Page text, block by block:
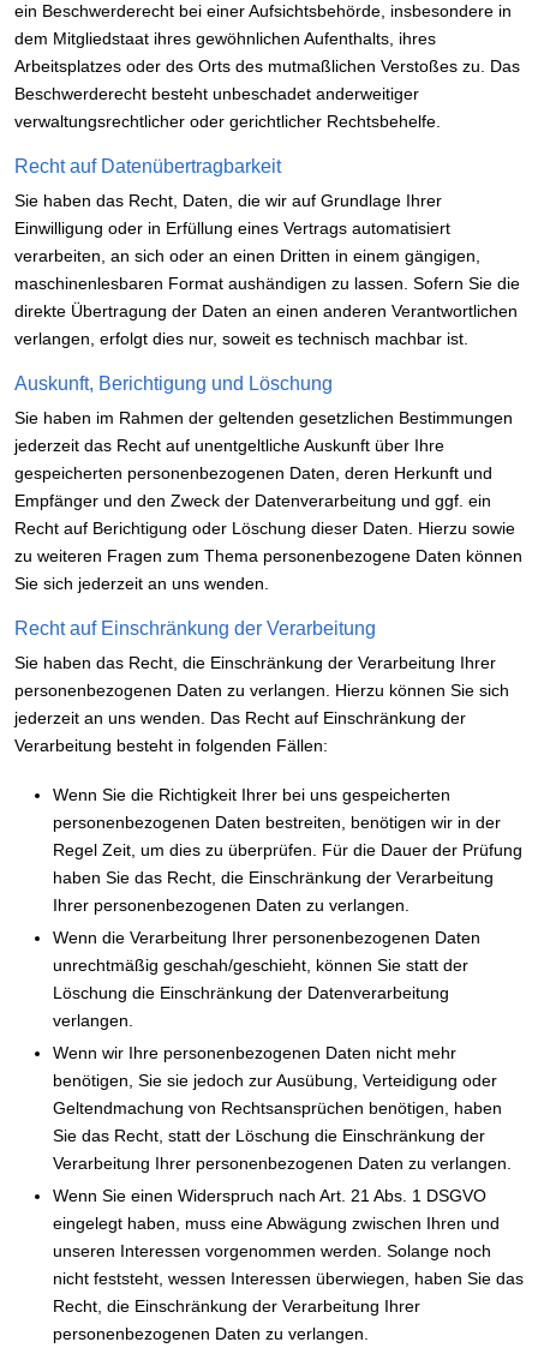
ein Beschwerderecht bei einer Aufsichtsbehörde, insbesondere in
dem Mitgliedstaat ihres gewöhnlichen Aufenthalts, ihres
Arbeitsplatzes oder des Orts des mutmaßlichen Verstoßes zu. Das
Beschwerderecht besteht unbeschadet anderweitiger
verwaltungsrechtlicher oder gerichtlicher Rechtsbehelfe.
Recht auf Daten­übertrag­barkeit
Sie haben das Recht, Daten, die wir auf Grundlage Ihrer
Einwilligung oder in Erfüllung eines Vertrags automatisiert
verarbeiten, an sich oder an einen Dritten in einem gängigen,
maschinenlesbaren Format aushändigen zu lassen. Sofern Sie die
direkte Übertragung der Daten an einen anderen Verantwortlichen
verlangen, erfolgt dies nur, soweit es technisch machbar ist.
Auskunft, Berichtigung und Löschung
Sie haben im Rahmen der geltenden gesetzlichen Bestimmungen
jederzeit das Recht auf unentgeltliche Auskunft über Ihre
gespeicherten personenbezogenen Daten, deren Herkunft und
Empfänger und den Zweck der Datenverarbeitung und ggf. ein
Recht auf Berichtigung oder Löschung dieser Daten. Hierzu sowie
zu weiteren Fragen zum Thema personenbezogene Daten können
Sie sich jederzeit an uns wenden.
Recht auf Einschränkung der Verarbeitung
Sie haben das Recht, die Einschränkung der Verarbeitung Ihrer
personenbezogenen Daten zu verlangen. Hierzu können Sie sich
jederzeit an uns wenden. Das Recht auf Einschränkung der
Verarbeitung besteht in folgenden Fällen:
Wenn Sie die Richtigkeit Ihrer bei uns gespeicherten
personenbezogenen Daten bestreiten, benötigen wir in der
Regel Zeit, um dies zu überprüfen. Für die Dauer der Prüfung
haben Sie das Recht, die Einschränkung der Verarbeitung
Ihrer personenbezogenen Daten zu verlangen.
Wenn die Verarbeitung Ihrer personenbezogenen Daten
unrechtmäßig geschah/geschieht, können Sie statt der
Löschung die Einschränkung der Datenverarbeitung
verlangen.
Wenn wir Ihre personenbezogenen Daten nicht mehr
benötigen, Sie sie jedoch zur Ausübung, Verteidigung oder
Geltendmachung von Rechtsansprüchen benötigen, haben
Sie das Recht, statt der Löschung die Einschränkung der
Verarbeitung Ihrer personenbezogenen Daten zu verlangen.
Wenn Sie einen Widerspruch nach Art. 21 Abs. 1 DSGVO
eingelegt haben, muss eine Abwägung zwischen Ihren und
unseren Interessen vorgenommen werden. Solange noch
nicht feststeht, wessen Interessen überwiegen, haben Sie das
Recht, die Einschränkung der Verarbeitung Ihrer
personenbezogenen Daten zu verlangen.